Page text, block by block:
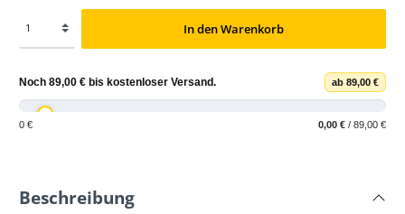
In den Warenkorb
Noch 89,00 € bis kostenloser Versand. ab 89,00 €
0 € 0,00 € / 89,00 €
Beschreibung